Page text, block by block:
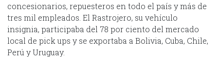
concesionarios, repuesteros en todo el país y más de
tres mil empleados. El Rastrojero, su vehículo
insignia, participaba del 78 por ciento del mercado
local de pick ups y se exportaba a Bolivia, Cuba, Chile,
Perú y Uruguay.